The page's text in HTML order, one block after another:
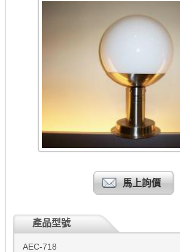
馬上詢價
產品型號
AEC-718